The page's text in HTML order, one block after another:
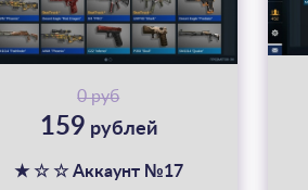
0 руб
159 рублей
★ ☆ ☆ Аккаунт №17